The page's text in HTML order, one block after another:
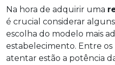
Na hora de adquirir uma
é crucial considerar
escolha do modelo mais
estabelecimento. Entre
atentar estão a potência